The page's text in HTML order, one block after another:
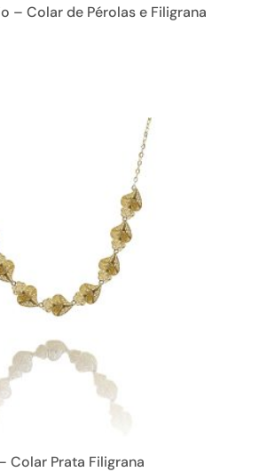
– Colar de Pérolas e Filigrana
Colar Prata Filigrana